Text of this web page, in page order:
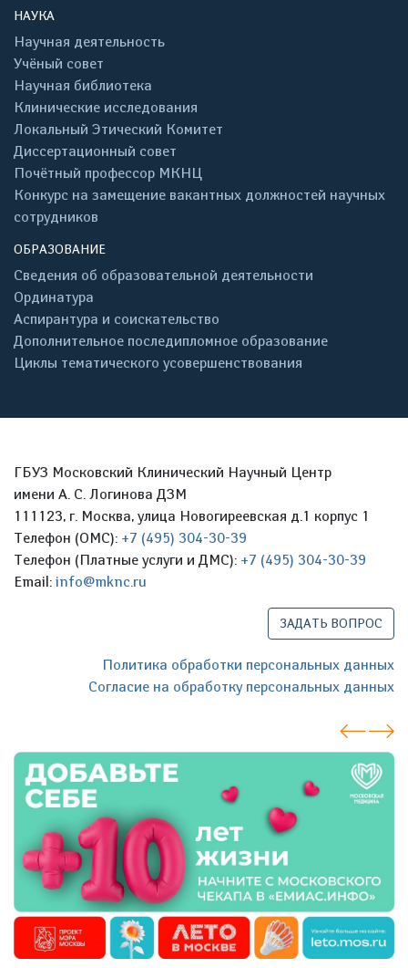
НАУКА
Научная деятельность
Учёный совет
Научная библиотека
Клинические исследования
Локальный Этический Комитет
Диссертационный совет
Почётный профессор МКНЦ
Конкурс на замещение вакантных должностей научных
сотрудников
ОБРАЗОВАНИЕ
Сведения об образовательной деятельности
Ординатура
Аспирантура и соискательство
Дополнительное последипломное образование
Циклы тематического усовершенствования
ГБУЗ Московский Клинический Научный Центр
имени А. С. Логинова ДЗМ
111123, г. Москва, улица Новогиреевская д.1 корпус 1
Телефон (ОМС): +7 (495) 304-30-39
Телефон (Платные услуги и ДМС): +7 (495) 304-30-39
Email: info@mknc.ru
ЗАДАТЬ ВОПРОС
Политика обработки персональных данных
Согласие на обработку персональных данных